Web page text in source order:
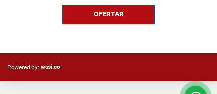
OFERTAR
Powered by: wasi.co